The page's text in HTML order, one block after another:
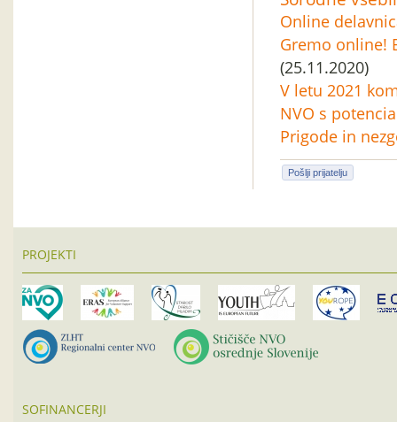
Online
Gremo online!
(25.11.2020)
V letu 2021
NVO s
Prigode in
Pošlji prijatelju
PROJEKTI
SOFINANCERJI